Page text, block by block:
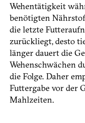
Wehentätigkeit
benötigten
die letzte
zurückliegt, desto
länger dauert die
Wehenschwächen
die Folge. Daher
Futtergabe vor der
Mahlzeiten.